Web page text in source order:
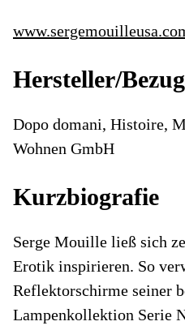
Hersteller/
Dopo domani, Histoire,
Wohnen GmbH
Kurzbiografie
Serge Mouille ließ sich
Erotik inspirieren. So
Reflektorschirme seiner
Lampenkollektion Serie